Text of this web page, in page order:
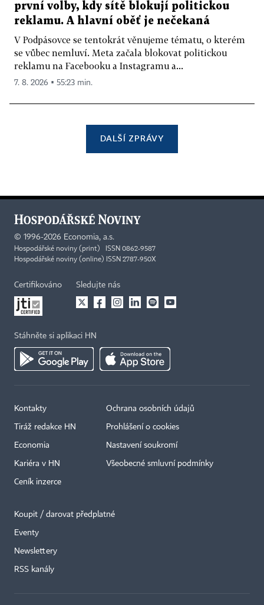
první volby, kdy sítě blokují politickou
reklamu. A hlavní oběť je nečekaná
V Podpásovce se tentokrát věnujeme tématu, o kterém
se vůbec nemluví. Meta začala blokovat politickou
reklamu na Facebooku a Instagramu a...
7. 8. 2026 ▪ 55:23 min.
DALŠÍ ZPRÁVY
© 1996-2026 Economia, a.s.
Hospodářské noviny (print) ISSN 0862-9587
Hospodářské noviny (online) ISSN 2787-950X
Certifikováno Sledujte nás
Stáhněte si aplikaci HN
Kontakty
Tiráž redakce HN
Economia
Kariéra v HN
Ceník inzerce
Ochrana osobních údajů
Prohlášení o cookies
Nastavení soukromí
Všeobecné smluvní podmínky
Koupit / darovat předplatné
Eventy
Newslettery
RSS kanály